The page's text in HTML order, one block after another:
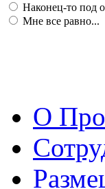
Наконец-то под
Мне все равно...
О